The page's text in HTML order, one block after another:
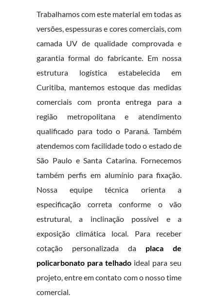
Trabalhamos com este material em todas as
versões, espessuras e cores comerciais, com
camada UV de qualidade comprovada e
garantia formal do fabricante. Em nossa
estrutura logística estabelecida em
Curitiba, mantemos estoque das medidas
comerciais com pronta entrega para a
região metropolitana e atendimento
qualificado para todo o Paraná. Também
atendemos com facilidade todo o estado de
São Paulo e Santa Catarina. Fornecemos
também perfis em alumínio para fixação.
Nossa equipe técnica orienta a
especificação correta conforme o vão
estrutural, a inclinação possível e a
exposição climática local. Para receber
cotação personalizada da placa de
policarbonato para telhadoideal para seu
projeto, entre em contato com o nosso time
comercial.